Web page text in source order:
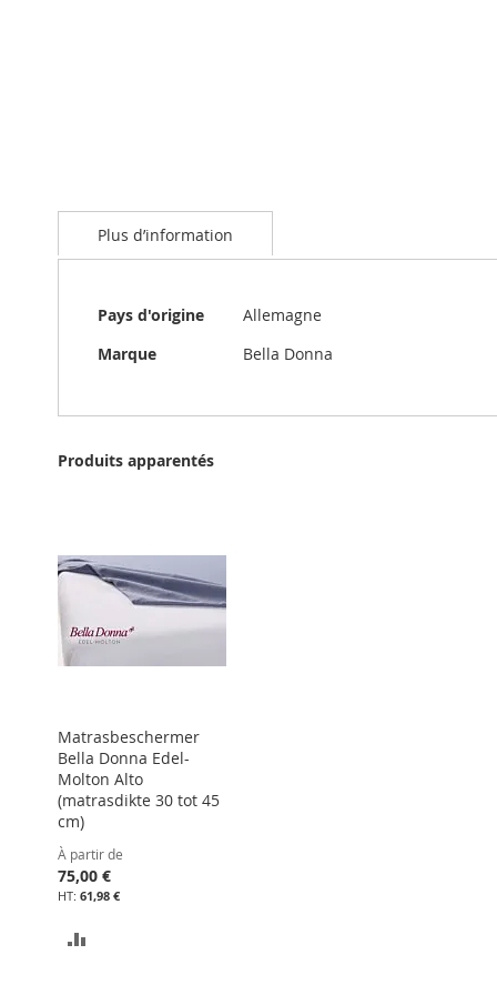
Plus d’information
Plus
d’information
Pays d'origine
Allemagne
Marque
Bella Donna
Produits apparentés
Matrasbeschermer
Bella Donna Edel-
Molton Alto
(matrasdikte 30 tot 45
cm)
À partir de
75,00 €
61,98 €